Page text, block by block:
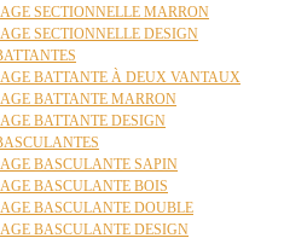
SECTIONNELLE MARRON
SECTIONNELLE DESIGN
BATTANTE À DEUX VANTAUX
BATTANTE MARRON
BATTANTE DESIGN
BASCULANTE SAPIN
BASCULANTE BOIS
BASCULANTE DOUBLE
BASCULANTE DESIGN